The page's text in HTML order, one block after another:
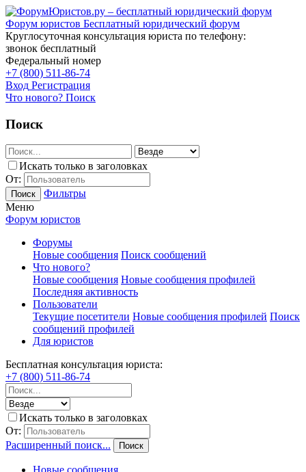
Форум юристов Бесплатный юридический форум
Круглосуточная консультация юриста по телефону:
звонок бесплатный
Федеральный номер
+7 (800) 511-86-74
Вход Регистрация
Что нового? Поиск
Поиск
Искать только в заголовках
От:
Поиск
Фильтры
Меню
Форум юристов
Форумы
Новые сообщения Поиск сообщений
Что нового?
Новые сообщения Новые сообщения профилей
Последняя активность
Пользователи
Текущие посетители Новые сообщения профилей Поиск
сообщений профилей
Для юристов
Бесплатная консультация юриста:
+7 (800) 511-86-74
Искать только в заголовках
От:
Расширенный поиск...
Поиск